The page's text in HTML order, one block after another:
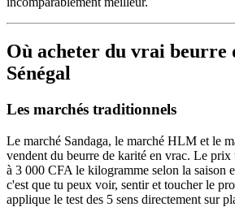
Où acheter du vrai beurre
Sénégal
Les marchés traditionnels
Le marché Sandaga, le marché HLM et le
vendent du beurre de karité en vrac. Le
à 3 000 CFA le kilogramme selon la saison
c'est que tu peux voir, sentir et toucher le
applique le test des 5 sens directement sur